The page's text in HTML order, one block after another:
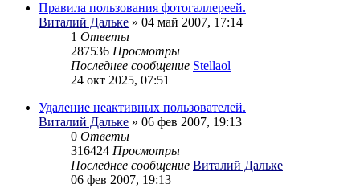
Правила пользования фотогаллереей.
Виталий Дальке » 04 май 2007, 17:14
1 Ответы
287536 Просмотры
Последнее сообщение Stellaol
24 окт 2025, 07:51
Удаление неактивных пользователей.
Виталий Дальке » 06 фев 2007, 19:13
0 Ответы
316424 Просмотры
Последнее сообщение Виталий Дальке
06 фев 2007, 19:13